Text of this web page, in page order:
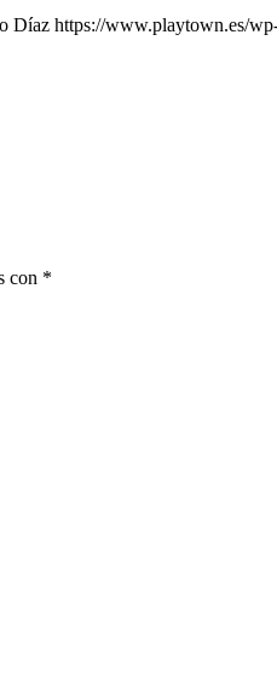
Díaz https://www.playtown.es/
con *